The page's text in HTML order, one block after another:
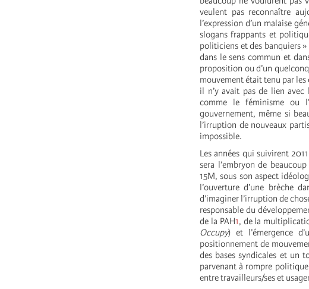
veulent pas reconnaître
l’expression d’un malaise
slogans frappants et
politiciens et des banquiers »
dans le sens commun et
proposition ou d’un
mouvement était tenu par
il n’y avait pas de lien
comme le féminisme ou
gouvernement, même si
l’irruption de nouveaux
impossible.
Les années qui suivirent
sera l’embryon de
15M, sous son aspect
l’ouverture d’une brèche
d’imaginer l’irruption de
responsable du
de la PAH1, de la
Occupy) et l’émergence
positionnement de
des bases syndicales et un
parvenant à rompre
entre travailleurs/ses et